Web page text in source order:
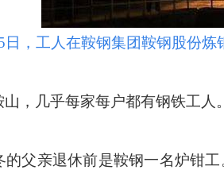
，工人在鞍钢集团鞍钢股份炼
，几乎每家每户都有钢铁工人
父亲退休前是鞍钢一名炉钳工